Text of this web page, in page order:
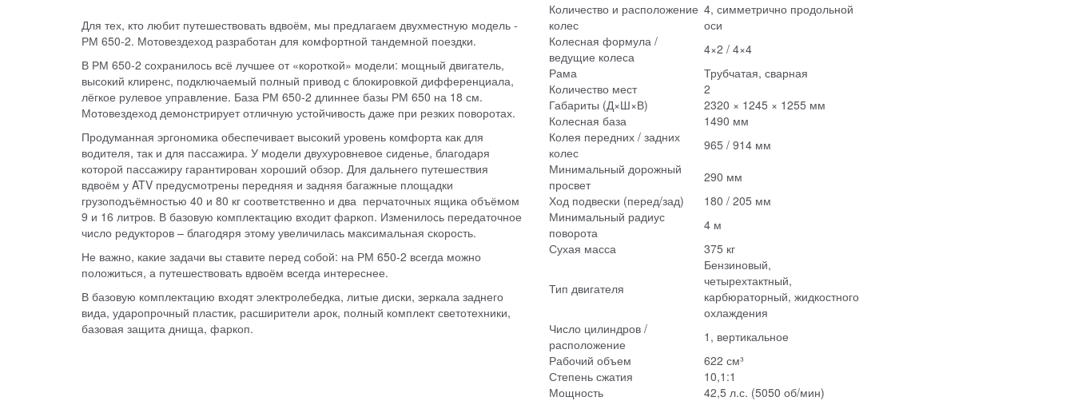
Для тех, кто любит путешествовать вдвоём, мы предлагаем двухместную модель -
РМ 650-2. Мотовездеход разработан для комфортной тандемной поездки.
В РМ 650-2 сохранилось всё лучшее от «короткой» модели: мощный двигатель,
высокий клиренс, подключаемый полный привод с блокировкой дифференциала,
лёгкое рулевое управление. База РМ 650-2 длиннее базы РМ 650 на 18 см.
Мотовездеход демонстрирует отличную устойчивость даже при резких поворотах.
Продуманная эргономика обеспечивает высокий уровень комфорта как для
водителя, так и для пассажира. У модели двухуровневое сиденье, благодаря
которой пассажиру гарантирован хороший обзор. Для дальнего путешествия
вдвоём у ATV предусмотрены передняя и задняя багажные площадки
грузоподъёмностью 40 и 80 кг соответственно и два перчаточных ящика объёмом
9 и 16 литров. В базовую комплектацию входит фаркоп. Изменилось передаточное
число редукторов – благодяря этому увеличилась максимальная скорость.
Не важно, какие задачи вы ставите перед собой: на РМ 650-2 всегда можно
положиться, а путешествовать вдвоём всегда интереснее.
В базовую комплектацию входят электролебедка, литые диски, зеркала заднего
вида, ударопрочный пластик, расширители арок, полный комплект светотехники,
базовая защита днища, фаркоп.
Количество и расположение
колес
4, симметрично продольной
оси
Колесная формула /
ведущие колеса
4×2 / 4×4
Рама
Трубчатая, сварная
Количество мест
2
Габариты (Д×Ш×В)
2320 × 1245 × 1255 мм
Колесная база
1490 мм
Колея передних / задних
колес
965 / 914 мм
Минимальный дорожный
просвет
290 мм
Ход подвески (перед/зад)
180 / 205 мм
Минимальный радиус
поворота
4 м
Сухая масса
375 кг
Тип двигателя
Бензиновый,
четырехтактный,
карбюраторный, жидкостного
охлаждения
Число цилиндров /
расположение
1, вертикальное
Рабочий объем
622 см³
Степень сжатия
10,1:1
Мощность
42,5 л.с. (5050 об/мин)